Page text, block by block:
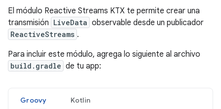
El módulo Reactive Streams KTX te permite crear una
transmisión LiveData observable desde un publicador
ReactiveStreams .
Para incluir este módulo, agrega lo siguiente al archivo
build.gradle de tu app:
Groovy Kotlin